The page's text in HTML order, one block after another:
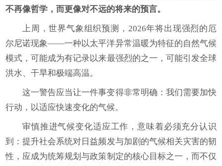
不再像哲学，而更像对不远的将来的预言。
上周，世界气象组织预测，2026年将出现强烈的厄
尔尼诺现象——一种以太平洋异常温暖为特征的自然气候
模式，可能成为有记录以来最强烈的之一，可能引发全球
洪水、干旱和极端高温。
这一警告应当让一件事变得非常明确：我们需要加快
行动，以适应快速变化的气候。
审慎推进气候变化适应工作，意味着必须充分认识
到：提升社会系统对日益频发与加剧的气候相关灾害的韧
性，应成为统筹规划与政策制定的核心目标之一，而不仅